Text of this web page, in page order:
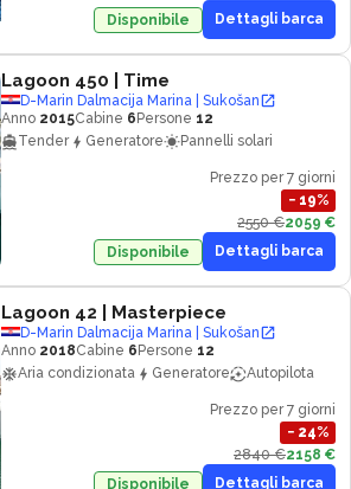
Disponibile
Dettagli barca
Lagoon 450 | Time
D-Marin Dalmacija Marina | Sukošan
Anno 2015Cabine 6 Persone 12
Tender
Generatore Pannelli solari
Prezzo per 7 giorni
− 19%
2550 €2059 €
Disponibile
Dettagli barca
Lagoon 42 | Masterpiece
D-Marin Dalmacija Marina | Sukošan
Anno 2018Cabine 6 Persone 12
Aria condizionata
Generatore Autopilota
Prezzo per 7 giorni
− 24%
2840 €2158 €
Disponibile
Dettagli barca